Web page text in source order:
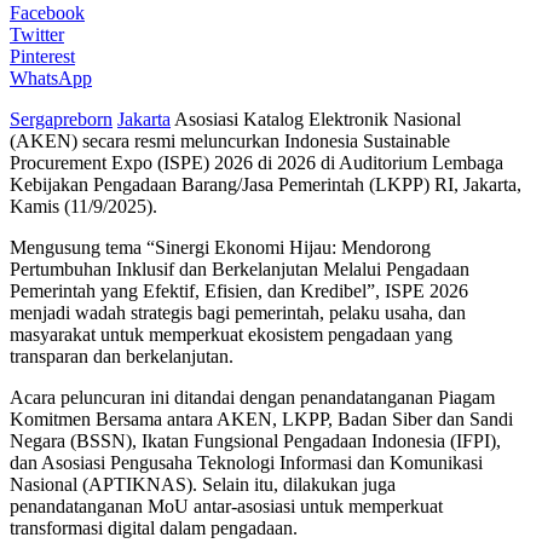
Facebook
Twitter
Pinterest
WhatsApp
Sergapreborn Jakarta Asosiasi Katalog Elektronik Nasional
(AKEN) secara resmi meluncurkan Indonesia Sustainable
Procurement Expo (ISPE) 2026 di 2026 di Auditorium Lembaga
Kebijakan Pengadaan Barang/Jasa Pemerintah (LKPP) RI, Jakarta,
Kamis (11/9/2025).
Mengusung tema “Sinergi Ekonomi Hijau: Mendorong
Pertumbuhan Inklusif dan Berkelanjutan Melalui Pengadaan
Pemerintah yang Efektif, Efisien, dan Kredibel”, ISPE 2026
menjadi wadah strategis bagi pemerintah, pelaku usaha, dan
masyarakat untuk memperkuat ekosistem pengadaan yang
transparan dan berkelanjutan.
Acara peluncuran ini ditandai dengan penandatanganan Piagam
Komitmen Bersama antara AKEN, LKPP, Badan Siber dan Sandi
Negara (BSSN), Ikatan Fungsional Pengadaan Indonesia (IFPI),
dan Asosiasi Pengusaha Teknologi Informasi dan Komunikasi
Nasional (APTIKNAS). Selain itu, dilakukan juga
penandatanganan MoU antar-asosiasi untuk memperkuat
transformasi digital dalam pengadaan.